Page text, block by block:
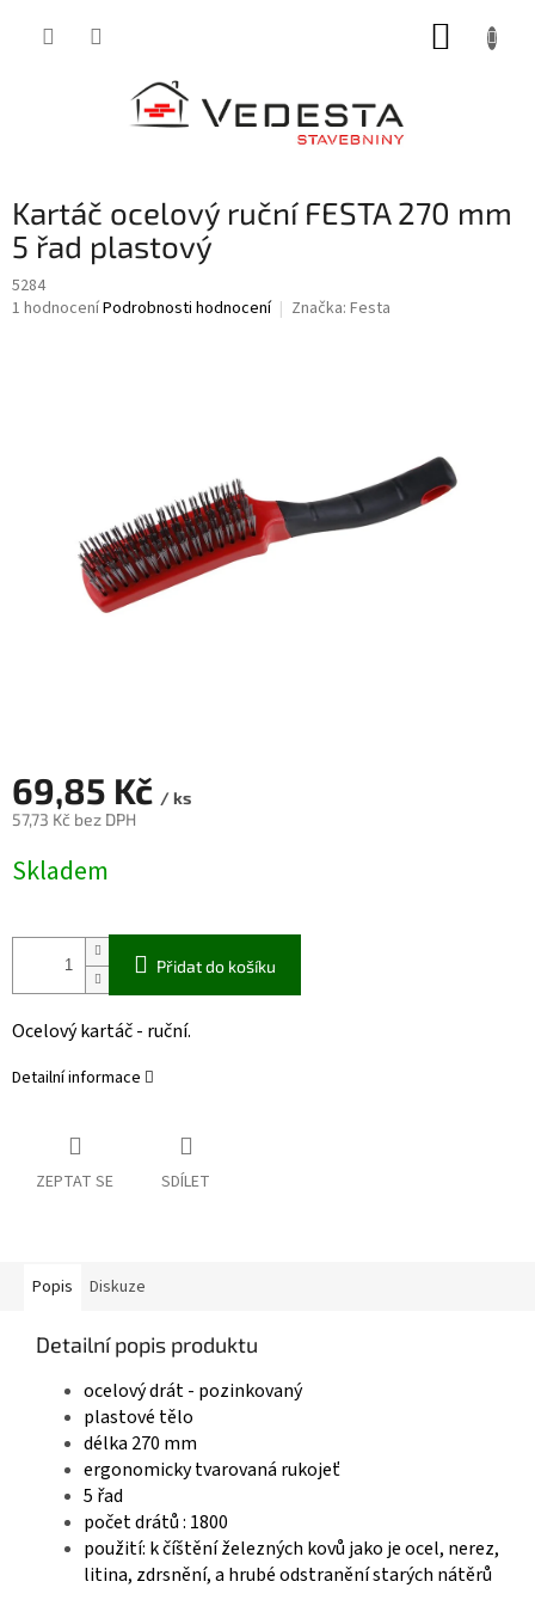
Kartáč ocelový ruční FESTA 270 mm
5 řad plastový
5284
Průměrné
1 hodnoceníPodrobnosti hodnocení Značka: Festa
69,85 Kč / ks
57,73 Kč bez DPH
cena:
Skladem
Přidat do košíku
Ocelový kartáč - ruční.
Detailní informace
ZEPTAT SE SDÍLET
Popis Diskuze
Detailní popis produktu
ocelový drát - pozinkovaný
plastové tělo
délka 270 mm
ergonomicky tvarovaná rukojeť
5 řad
počet drátů : 1800
použití: k číštění železných kovů jako je ocel, nerez,
litina, zdrsnění, a hrubé odstranění starých nátěrů